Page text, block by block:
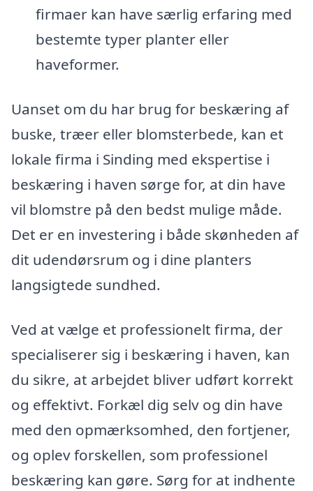
firmaer kan have særlig erfaring med
bestemte typer planter eller
haveformer.
Uanset om du har brug for beskæring af
buske, træer eller blomsterbede, kan et
lokale firma i Sinding med ekspertise i
beskæring i haven sørge for, at din have
vil blomstre på den bedst mulige måde.
Det er en investering i både skønheden af
dit udendørsrum og i dine planters
langsigtede sundhed.
Ved at vælge et professionelt firma, der
specialiserer sig i beskæring i haven, kan
du sikre, at arbejdet bliver udført korrekt
og effektivt. Forkæl dig selv og din have
med den opmærksomhed, den fortjener,
og oplev forskellen, som professionel
beskæring kan gøre. Sørg for at indhente